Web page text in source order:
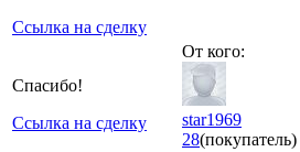
Ссылка на сделку
Спасибо!
Ссылка на сделку
От кого:
star1969
28(покупатель)